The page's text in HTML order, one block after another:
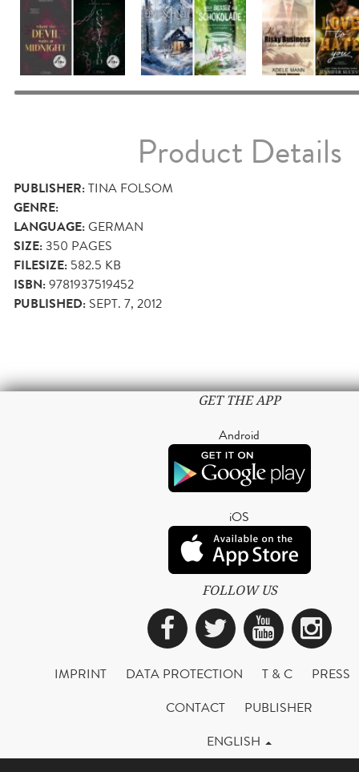
Product Details
PUBLISHER:TINA FOLSOM
GENRE:
LANGUAGE:GERMAN
SIZE:350 PAGES
FILESIZE: 582.5 KB
ISBN:9781937519452
PUBLISHED: SEPT. 7, 2012
GET THE APP
Android
iOS
FOLLOW US
Facebook
Twitter
IMPRINT DATA PROTECTION T & C
PRESS
CONTACT
PUBLISHER
ENGLISH